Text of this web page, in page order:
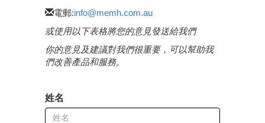
電郵:info@memh.com.au
或使用以下表格將您的意見發送給我們
你的意見及建議對我們很重要，可以幫助我
們改善產品和服務。
姓名